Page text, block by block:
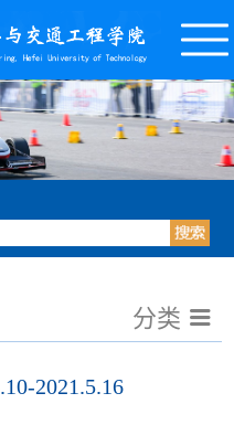
分类
2021.5.16